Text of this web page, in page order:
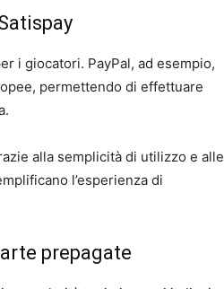
i giocatori. PayPal, ad esempio,
permettendo di effettuare
alla semplicità di utilizzo e alle
l’esperienza di
prepagate